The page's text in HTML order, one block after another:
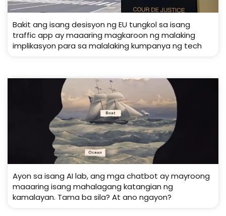
Bakit ang isang desisyon ng EU tungkol sa isang
traffic app ay maaaring magkaroon ng malaking
implikasyon para sa malalaking kumpanya ng tech
Ayon sa isang AI lab, ang mga chatbot ay mayroong
maaaring isang mahalagang katangian ng
kamalayan. Tama ba sila? At ano ngayon?